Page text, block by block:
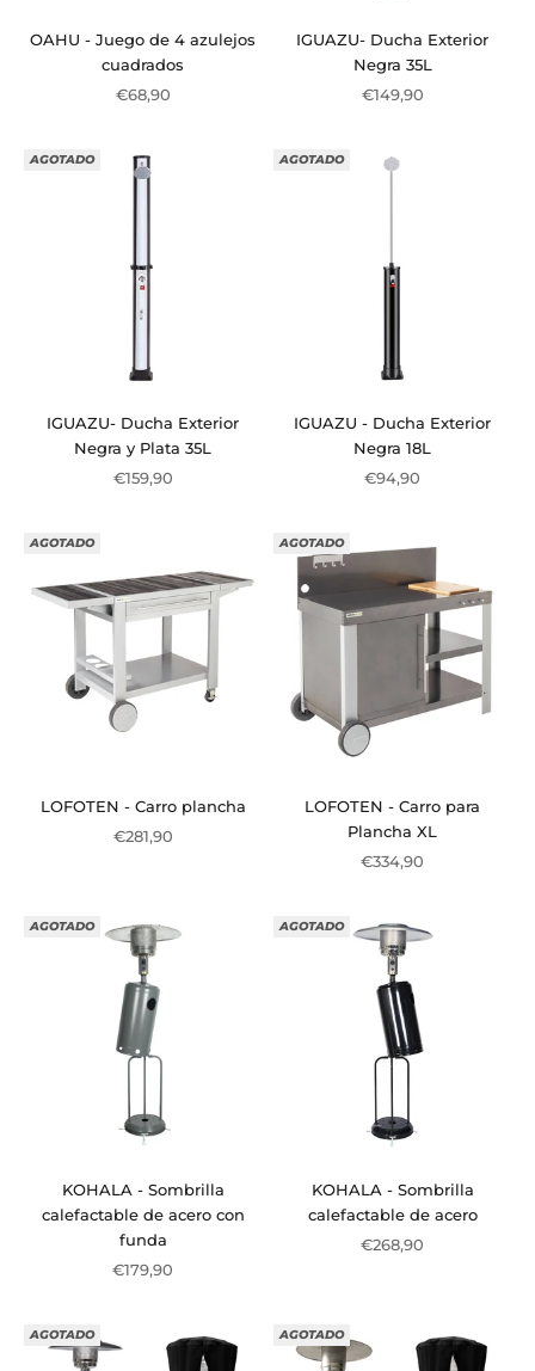
OAHU - Juego de 4 azulejos
cuadrados
Precio de oferta
€68,90
IGUAZU- Ducha Exterior
Negra 35L
Precio de oferta
€149,90
AGOTADO
IGUAZU- Ducha Exterior
Negra y Plata 35L
Precio de oferta
€159,90
AGOTADO
IGUAZU - Ducha Exterior
Negra 18L
Precio de oferta
€94,90
AGOTADO
LOFOTEN - Carro plancha
Precio de oferta
€281,90
AGOTADO
LOFOTEN - Carro para
Plancha XL
Precio de oferta
€334,90
AGOTADO
KOHALA - Sombrilla
calefactable de acero con
funda
Precio de oferta
€179,90
AGOTADO
KOHALA - Sombrilla
calefactable de acero
Precio de oferta
€268,90
AGOTADO AGOTADO